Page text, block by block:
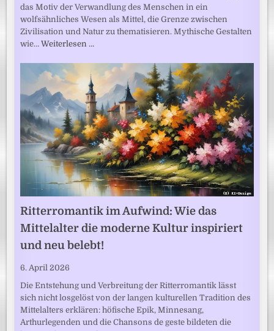
das Motiv der Verwandlung des Menschen in ein
wolfsähnliches Wesen als Mittel, die Grenze zwischen
Zivilisation und Natur zu thematisieren. Mythische Gestalten
wie…Weiterlesen …
Ritterromantik im Aufwind: Wie das
Mittelalter die moderne Kultur inspiriert
und neu belebt!
6. April 2026
Die Entstehung und Verbreitung der Ritterromantik lässt
sich nicht losgelöst von der langen kulturellen Tradition des
Mittelalters erklären: höfische Epik, Minnesang,
Arthurlegenden und die Chansons de geste bildeten die